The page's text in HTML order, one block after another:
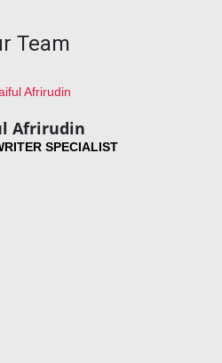
Team
Afrirudin
SPECIALIST